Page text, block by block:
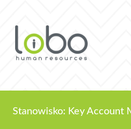
Stanowisko: Key Account